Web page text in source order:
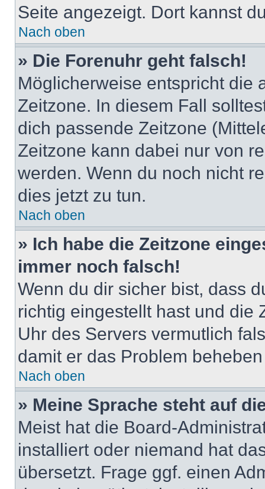
Seite angezeigt. Dort kannst
Nach oben
» Die Forenuhr geht falsch!
Möglicherweise entspricht die
Zeitzone. In diesem Fall
dich passende Zeitzone
Zeitzone kann dabei nur von
werden. Wenn du noch nicht
dies jetzt zu tun.
Nach oben
» Ich habe die Zeitzone
immer noch falsch!
Wenn du dir sicher bist, dass
richtig eingestellt hast und die
Uhr des Servers vermutlich
damit er das Problem
Nach oben
» Meine Sprache steht auf
Meist hat die Board-
installiert oder niemand hat
übersetzt. Frage ggf. einen